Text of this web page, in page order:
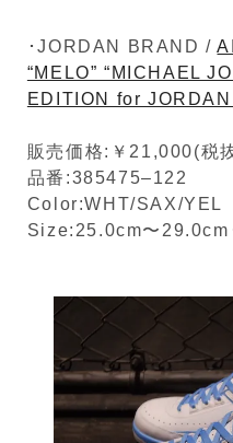
･JORDAN BRAND /
“MELO” “MICHAEL
EDITION for JORDAN
販売価格:￥21,000(税
品番:385475–122
Color:WHT/SAX/YEL
Size:25.0cm〜29.0cm